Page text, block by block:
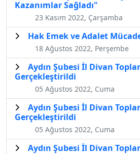
Kazanımlar Sağladı"
23 Kasım 2022, Çarşamba
Hak Emek ve Adalet
18 Ağustos 2022, Perşembe
Aydın Şubesi İl Divan
Gerçekleştirildi
05 Ağustos 2022, Cuma
Aydın Şubesi İl Divan
Gerçekleştirildi
05 Ağustos 2022, Cuma
Aydın Şubesi İl Divan